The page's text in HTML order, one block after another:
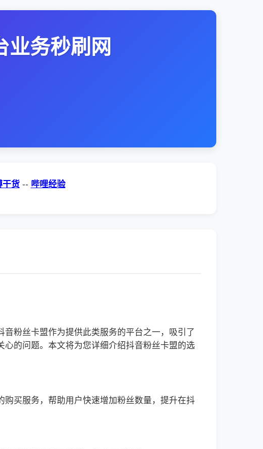
业务秒刷网
干货 -- 哔哩经验
粉丝卡盟作为提供此类服务的平台之一，吸引了
的问题。本文将为您详细介绍抖音粉丝卡盟的选
买服务，帮助用户快速增加粉丝数量，提升在抖